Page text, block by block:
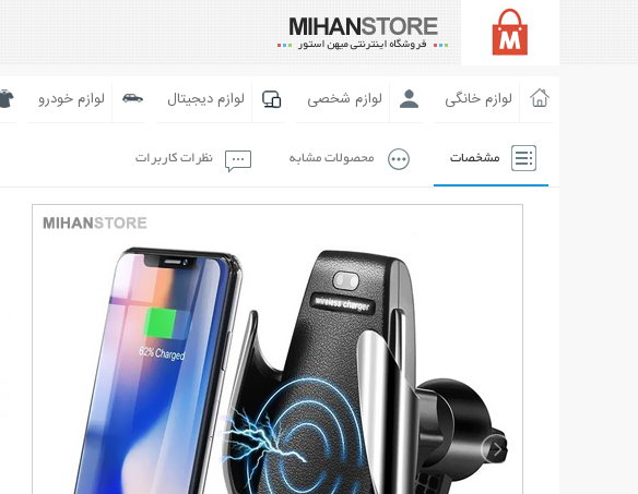
لوازم خانگی لوازم شخصی لوازم دیجیتال لوازم خودرو
مشخصات محصولات مشابه نظرات کاربرات